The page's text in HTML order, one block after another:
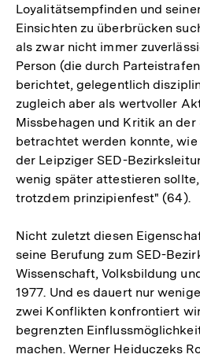
Loyalitätsempfinden und
Einsichten zu überbrücken
als zwar nicht immer
Person (die durch
berichtet, gelegentlich
zugleich aber als wertvoller
Missbehagen und Kritik an
betrachtet werden konnte,
der Leipziger SED-
wenig später attestieren
trotzdem prinzipienfest" (64).
Nicht zuletzt diesen
seine Berufung zum SED-
Wissenschaft, Volksbildung
1977. Und es dauert nur
zwei Konflikten konfrontiert
begrenzten
machen. Werner Heiduczeks